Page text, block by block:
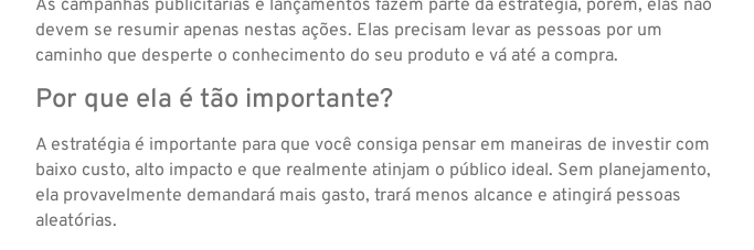
As campanhas publicitárias e lançamentos fazem parte da estratégia, porém, elas não
devem se resumir apenas nestas ações. Elas precisam levar as pessoas por um
caminho que desperte o conhecimento do seu produto e vá até a compra.
Por que ela é tão importante?
A estratégia é importante para que você consiga pensar em maneiras de investir com
baixo custo, alto impacto e que realmente atinjam o público ideal. Sem planejamento,
ela provavelmente demandará mais gasto, trará menos alcance e atingirá pessoas
aleatórias.